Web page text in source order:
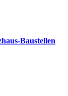
Baustellen